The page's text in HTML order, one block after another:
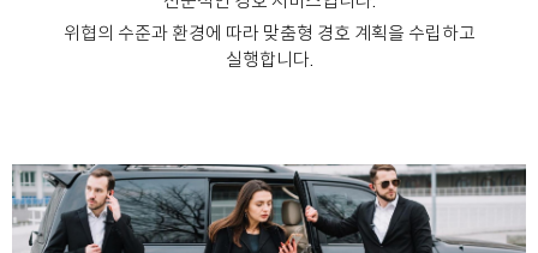
위협의 수준과 환경에 따라 맞춤형 경호 계획을 수립하고
실행합니다.